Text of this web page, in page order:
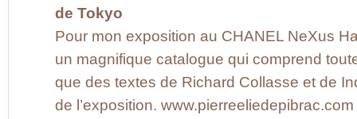
de Tokyo
Pour mon exposition au CHANEL NeXus
un magnifique catalogue qui comprend
que des textes de Richard Collasse et de
de l’exposition.